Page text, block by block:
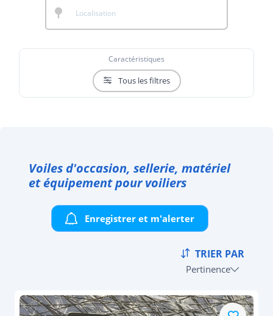
Caractéristiques
Tous les filtres
Voiles d'occasion, sellerie, matériel
et équipement pour voiliers
Enregistrer et m'alerter
TRIER PAR
Pertinence